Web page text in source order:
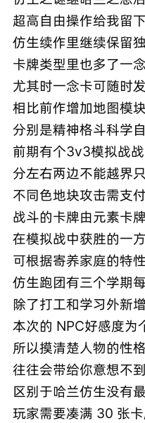
超高自由操作给我留
仿生续作里继续保留
卡牌类型里也多了一
尤其时一念卡可随时
相比前作增加地图模
分别是精神格斗科学
前期有个3v3模拟战
分左右两边不能越界
不同色地块攻击需支
战斗的卡牌由元素卡
在模拟战中获胜的一
可根据寄养家庭的特
仿生跑团有三个学期
除了打工和学习外新
本次的 NPC好感度
所以摸清楚人物的性
往往会带给你意想不
区别于哈兰仿生没有
玩家需要凑满 30 张